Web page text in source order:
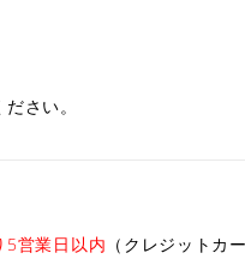
さい。
5営業日以内 （クレジットカ